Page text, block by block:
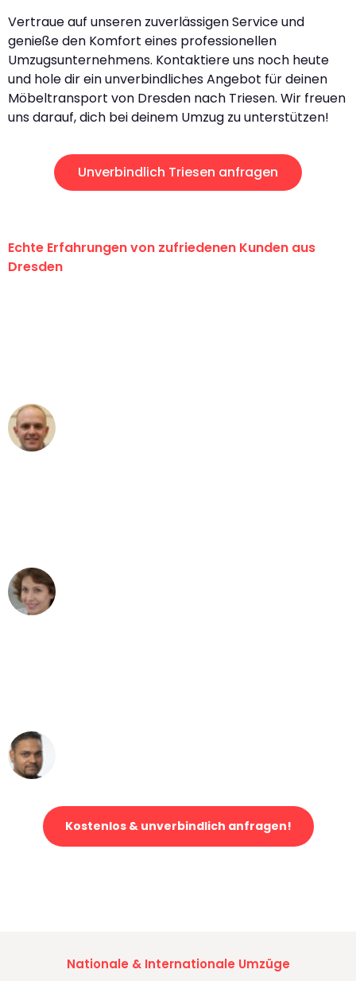
Vertraue auf unseren zuverlässigen Service und
genieße den Komfort eines professionellen
Umzugsunternehmens. Kontaktiere uns noch heute
und hole dir ein unverbindliches Angebot für deinen
Möbeltransport von Dresden nach Triesen. Wir freuen
uns darauf, dich bei deinem Umzug zu unterstützen!
Unverbindlich Triesen anfragen
Echte Erfahrungen von zufriedenen Kunden aus
Dresden
Kostenlos & unverbindlich anfragen!
Nationale & Internationale Umzüge